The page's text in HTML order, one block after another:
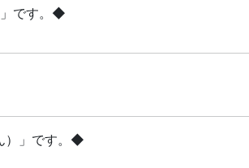
です。◆
）」です。◆